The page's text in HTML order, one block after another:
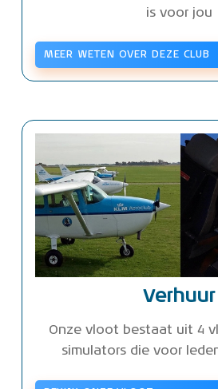
is voor jou
MEER WETEN OVER DEZE CLUB
Verhuur
Onze vloot bestaat uit 4
simulators die voor